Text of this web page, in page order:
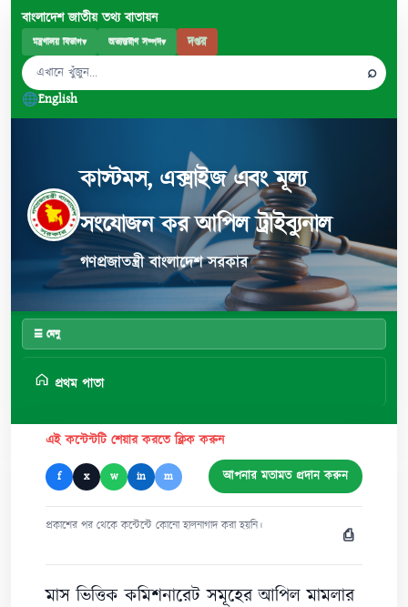
বাংলাদেশ জাতীয় তথ্য বাতায়ন
মন্ত্রণালয় বিভাগ▾ অভ্যন্তরীণ সম্পদ▾ দপ্তর
⌕
English
কাস্টমস, এক্সাইজ এবং মূল্য
সংযোজন কর আপিল ট্রাইব্যুনাল
গণপ্রজাতন্ত্রী বাংলাদেশ সরকার
☰ মেনু
প্রথম পাতা
এই কন্টেন্টটি শেয়ার করতে ক্লিক করুন
f x w in m আপনার মতামত প্রদান করুন
প্রকাশের পর থেকে কন্টেন্টে কোনো হালনাগাদ করা হয়নি। ⎙
মাস ভিত্তিক কমিশনারেট সমূহের আপিল মামলার